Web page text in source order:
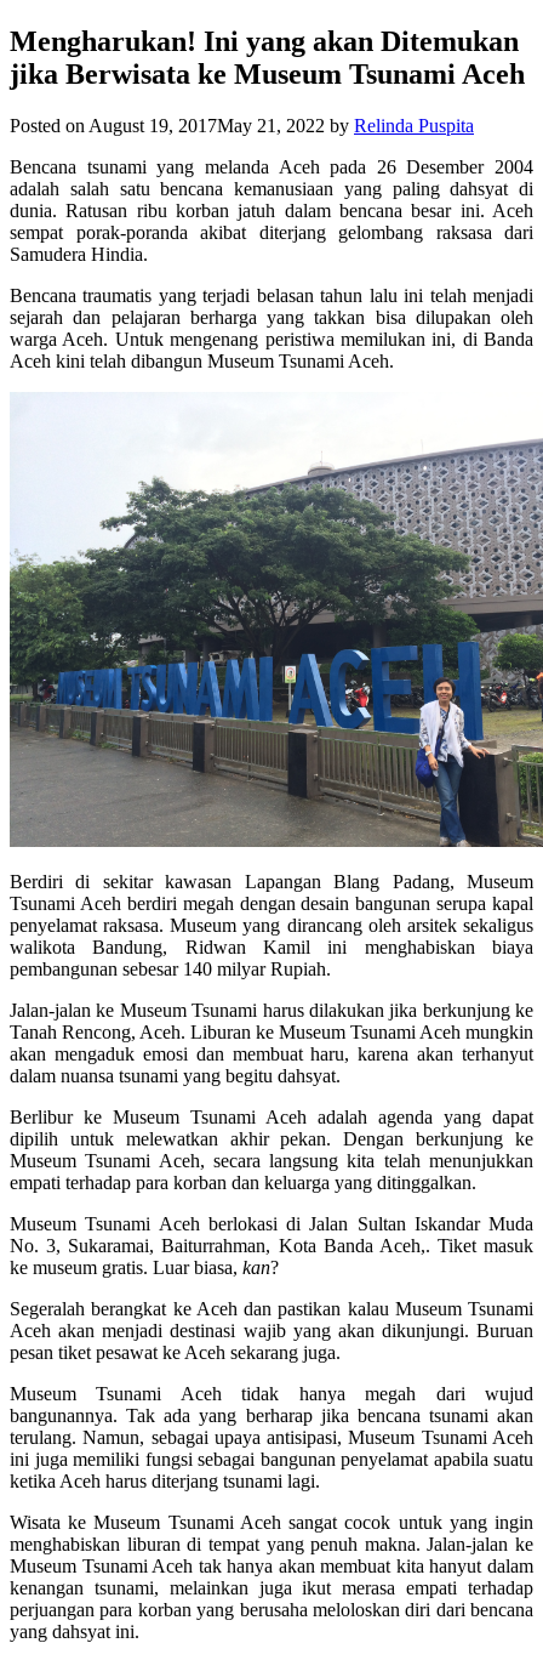
Mengharukan! Ini yang akan Ditemukan
jika Berwisata ke Museum Tsunami Aceh
Posted on August 19, 2017May 21, 2022 by Relinda Puspita
Bencana tsunami yang melanda Aceh pada 26 Desember 2004
adalah salah satu bencana kemanusiaan yang paling dahsyat di
dunia. Ratusan ribu korban jatuh dalam bencana besar ini. Aceh
sempat porak-poranda akibat diterjang gelombang raksasa dari
Samudera Hindia.
Bencana traumatis yang terjadi belasan tahun lalu ini telah menjadi
sejarah dan pelajaran berharga yang takkan bisa dilupakan oleh
warga Aceh. Untuk mengenang peristiwa memilukan ini, di Banda
Aceh kini telah dibangun Museum Tsunami Aceh.
Berdiri di sekitar kawasan Lapangan Blang Padang, Museum
Tsunami Aceh berdiri megah dengan desain bangunan serupa kapal
penyelamat raksasa. Museum yang dirancang oleh arsitek sekaligus
walikota Bandung, Ridwan Kamil ini menghabiskan biaya
pembangunan sebesar 140 milyar Rupiah.
Jalan-jalan ke Museum Tsunami harus dilakukan jika berkunjung ke
Tanah Rencong, Aceh. Liburan ke Museum Tsunami Aceh mungkin
akan mengaduk emosi dan membuat haru, karena akan terhanyut
dalam nuansa tsunami yang begitu dahsyat.
Berlibur ke Museum Tsunami Aceh adalah agenda yang dapat
dipilih untuk melewatkan akhir pekan. Dengan berkunjung ke
Museum Tsunami Aceh, secara langsung kita telah menunjukkan
empati terhadap para korban dan keluarga yang ditinggalkan.
Museum Tsunami Aceh berlokasi di Jalan Sultan Iskandar Muda
No. 3, Sukaramai, Baiturrahman, Kota Banda Aceh,. Tiket masuk
ke museum gratis. Luar biasa, kan?
Segeralah berangkat ke Aceh dan pastikan kalau Museum Tsunami
Aceh akan menjadi destinasi wajib yang akan dikunjungi. Buruan
pesan tiket pesawat ke Aceh sekarang juga.
Museum Tsunami Aceh tidak hanya megah dari wujud
bangunannya. Tak ada yang berharap jika bencana tsunami akan
terulang. Namun, sebagai upaya antisipasi, Museum Tsunami Aceh
ini juga memiliki fungsi sebagai bangunan penyelamat apabila suatu
ketika Aceh harus diterjang tsunami lagi.
Wisata ke Museum Tsunami Aceh sangat cocok untuk yang ingin
menghabiskan liburan di tempat yang penuh makna. Jalan-jalan ke
Museum Tsunami Aceh tak hanya akan membuat kita hanyut dalam
kenangan tsunami, melainkan juga ikut merasa empati terhadap
perjuangan para korban yang berusaha meloloskan diri dari bencana
yang dahsyat ini.